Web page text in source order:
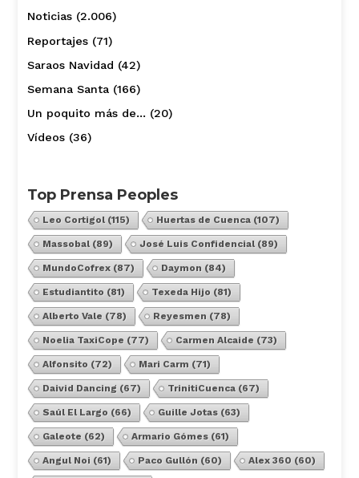
Noticias(2.006)
Reportajes(71)
Saraos Navidad (42)
Semana Santa(166)
Un poquito más de… (20)
Vídeos(36)
Top Prensa Peoples
Leo Cortigol(115) Huertas de Cuenca(107)
Massobal(89) José Luis Confidencial(89)
MundoCofrex(87) Daymon (84)
Estudiantito (81) Texeda Hijo (81)
Alberto Vale (78) Reyesmen (78)
Noelia TaxiCope (77) Carmen Alcaide (73)
Alfonsito (72) Mari Carm (71)
Daivid Dancing (67) TrinitiCuenca(67)
Saúl El Largo (66) Guille Jotas(63)
Galeote (62) Armario Gómes(61)
Angul Noi (61) Paco Gullón (60) Alex 360 (60)